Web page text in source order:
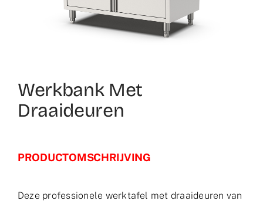
Partner worden
Werkbank Met
Draaideuren
PRODUCTOMSCHRIJVING
Deze professionele werktafel met draaideuren van